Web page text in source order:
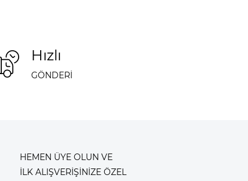
Hızlı
GÖNDERİ
HEMEN ÜYE OLUN VE
İLK ALIŞVERİŞİNİZE ÖZEL